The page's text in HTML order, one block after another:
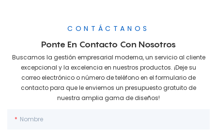
CONTÁCTANOS
Ponte En Contacto Con Nosotros
Buscamos la gestión empresarial moderna, un servicio al cliente
excepcional y la excelencia en nuestros productos. ¡Deje su
correo electrónico o número de teléfono en el formulario de
contacto para que le enviemos un presupuesto gratuito de
nuestra amplia gama de diseños!
Nombre